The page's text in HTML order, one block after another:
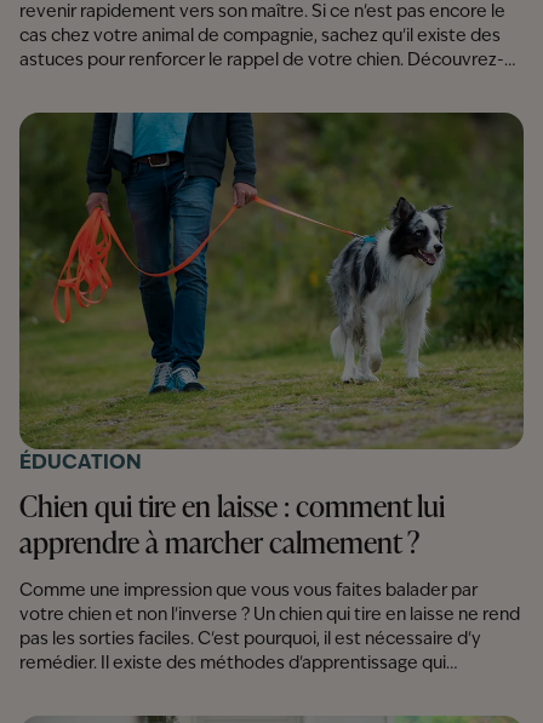
revenir rapidement vers son maître. Si ce n'est pas encore le
cas chez votre animal de compagnie, sachez qu'il existe des
astuces pour renforcer le rappel de votre chien. Découvrez-
ÉDUCATION
Chien qui tire en laisse : comment lui
apprendre à marcher calmement ?
Comme une impression que vous vous faites balader par
votre chien et non l'inverse ? Un chien qui tire en laisse ne rend
pas les sorties faciles. C'est pourquoi, il est nécessaire d'y
remédier. Il existe des méthodes d'apprentissage qui
sereines. On vous dit tout pour apprendre à votre chien à